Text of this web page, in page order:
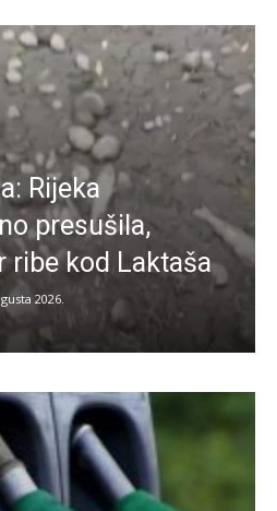
Rijeka
presušila,
ribe kod Laktaša
2026.